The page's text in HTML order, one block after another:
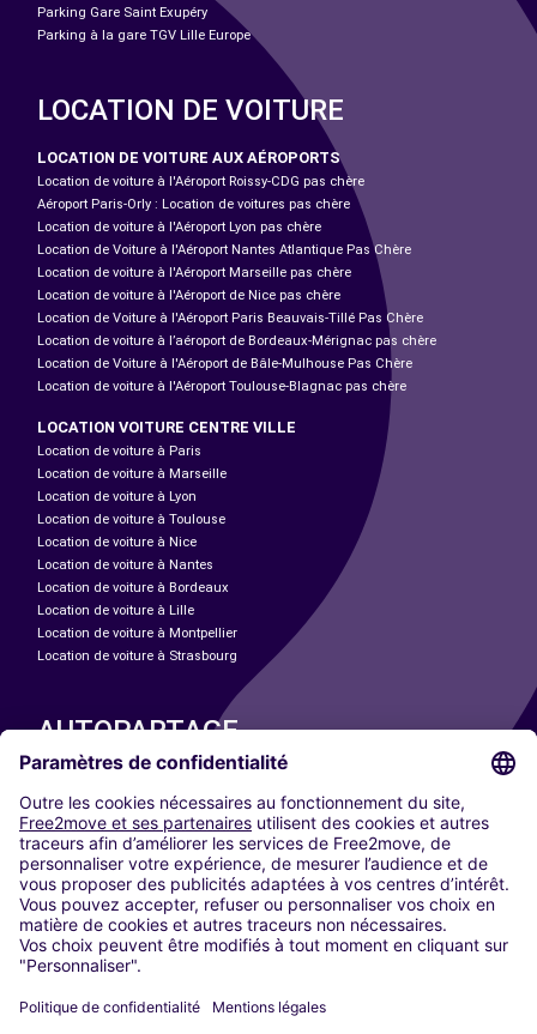
Parking Gare Saint Exupéry
Parking à la gare TGV Lille Europe
LOCATION DE VOITURE
LOCATION DE VOITURE AUX AÉROPORTS
Location de voiture à l'Aéroport Roissy-CDG pas chère
Aéroport Paris-Orly : Location de voitures pas chère
Location de voiture à l'Aéroport Lyon pas chère
Location de Voiture à l'Aéroport Nantes Atlantique Pas Chère
Location de voiture à l'Aéroport Marseille pas chère
Location de voiture à l'Aéroport de Nice pas chère
Location de Voiture à l'Aéroport Paris Beauvais-Tillé Pas Chère
Location de voiture à l’aéroport de Bordeaux-Mérignac pas chère
Location de Voiture à l'Aéroport de Bâle-Mulhouse Pas Chère
Location de voiture à l'Aéroport Toulouse-Blagnac pas chère
LOCATION VOITURE CENTRE VILLE
Location de voiture à Paris
Location de voiture à Marseille
Location de voiture à Lyon
Location de voiture à Toulouse
Location de voiture à Nice
Location de voiture à Nantes
Location de voiture à Bordeaux
Location de voiture à Lille
Location de voiture à Montpellier
Location de voiture à Strasbourg
AUTOPARTAGE
Paris
Madrid
Washington DC
Milan
Rome
Turin
Vienne
Berlin
Düsseldorf